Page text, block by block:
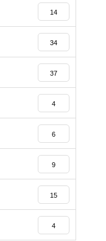
14
34
37
4
6
9
15
4